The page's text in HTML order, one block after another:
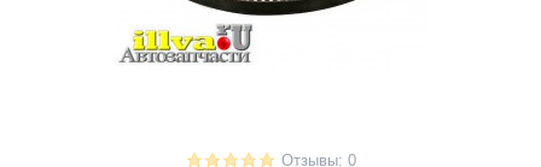
Отзывы: 0